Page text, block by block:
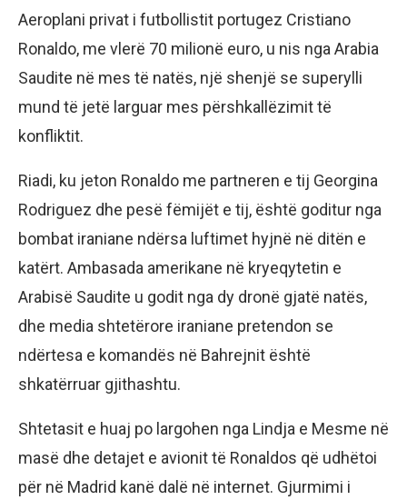
Aeroplani privat i futbollistit portugez Cristiano
Ronaldo, me vlerë 70 milionë euro, u nis nga Arabia
Saudite në mes të natës, një shenjë se superylli
mund të jetë larguar mes përshkallëzimit të
konfliktit.
Riadi, ku jeton Ronaldo me partneren e tij Georgina
Rodriguez dhe pesë fëmijët e tij, është goditur nga
bombat iraniane ndërsa luftimet hyjnë në ditën e
katërt. Ambasada amerikane në kryeqytetin e
Arabisë Saudite u godit nga dy dronë gjatë natës,
dhe media shtetërore iraniane pretendon se
ndërtesa e komandës në Bahrejnit është
shkatërruar gjithashtu.
Shtetasit e huaj po largohen nga Lindja e Mesme në
masë dhe detajet e avionit të Ronaldos që udhëtoi
për në Madrid kanë dalë në internet. Gjurmimi i